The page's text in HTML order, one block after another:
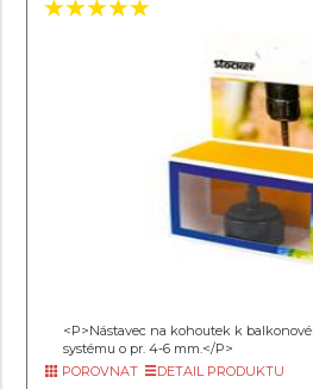
<P>Nástavec na kohoutek k
systému o pr. 4-6 mm.</P>
POROVNAT
DETAIL PRODUKTU